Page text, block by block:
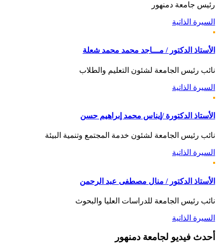
رئيس جامعة دمنهور
السيرة الذاتية
الأستاذ الدكتور / مـــاجد محمد محمد شعلة
نائب رئيس الجامعة لشئون التعليم والطلاب
السيرة الذاتية
الأستاذ الدكتورة /إيناس محمد إبراهيم حسن
نائب رئيس الجامعة لشئون خدمة المجتمع وتنمية البيئة
السيرة الذاتية
الأستاذ الدكتور / منال مصطفى عبد الرحمن
نائب رئيس الجامعة للدراسات العليا والبحوث
السيرة الذاتية
أحدث فيديو لجامعة دمنهور